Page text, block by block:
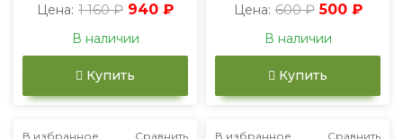
Цена: 1 160 ₽ 940 ₽
В наличии
Купить
Цена: 600 ₽ 500 ₽
В наличии
Купить
В избранное Сравнить В избранное Сравнить